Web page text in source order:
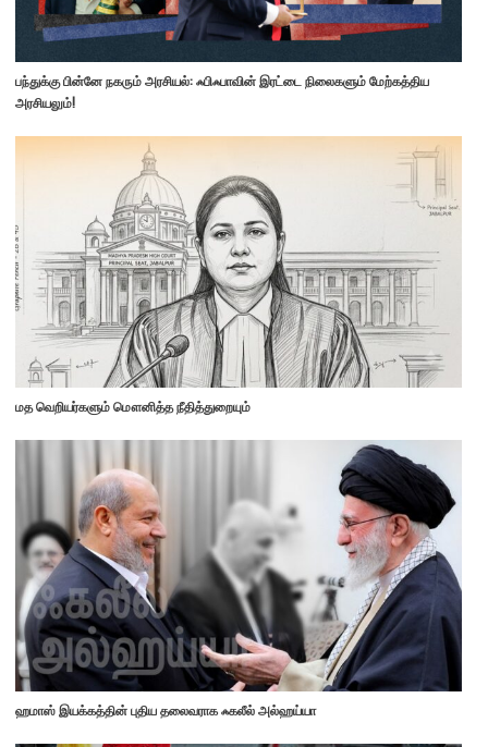
பந்துக்கு பின்னே நகரும் அரசியல்: ஃபிஃபாவின் இரட்டை நிலைகளும் மேற்கத்திய
அரசியலும்!
மத வெறியர்களும் மௌனித்த நீதித்துறையும்
ஹமாஸ் இயக்கத்தின் புதிய தலைவராக ஃகலீல் அல்ஹய்யா